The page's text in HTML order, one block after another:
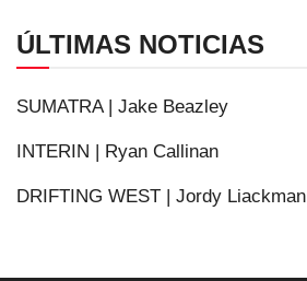
ÚLTIMAS NOTICIAS
SUMATRA | Jake Beazley
INTERIN | Ryan Callinan
DRIFTING WEST | Jordy Liackman